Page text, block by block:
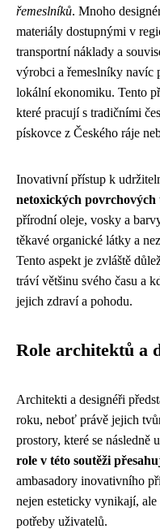
řemeslníků. Mnoho
materiály dostupnými v
transportní náklady a
výrobci a řemeslníky navíc
lokální ekonomiku. Tento
které pracují s tradičními
pískovce z Českého ráje
Inovativní přístup k
netoxických
přírodní oleje, vosky a
těkavé organické látky a
Tento aspekt je zvláště
tráví většinu svého času a
jejich zdraví a pohodu.
Role architektů a
Architekti a designéři
roku, neboť právě jejich
prostory, které se následně
role v této soutěži
ambasadory inovativního
nejen esteticky vynikají,
potřeby uživatelů.